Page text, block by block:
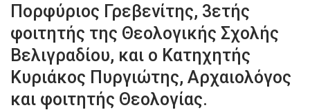
Πορφύριος Γρεβενίτης, 3ετής
φοιτητής της Θεολογικής Σχολής
Βελιγραδίου, και ο Κατηχητής
Κυριάκος Πυργιώτης, Αρχαιολόγος
και φοιτητής Θεολογίας.